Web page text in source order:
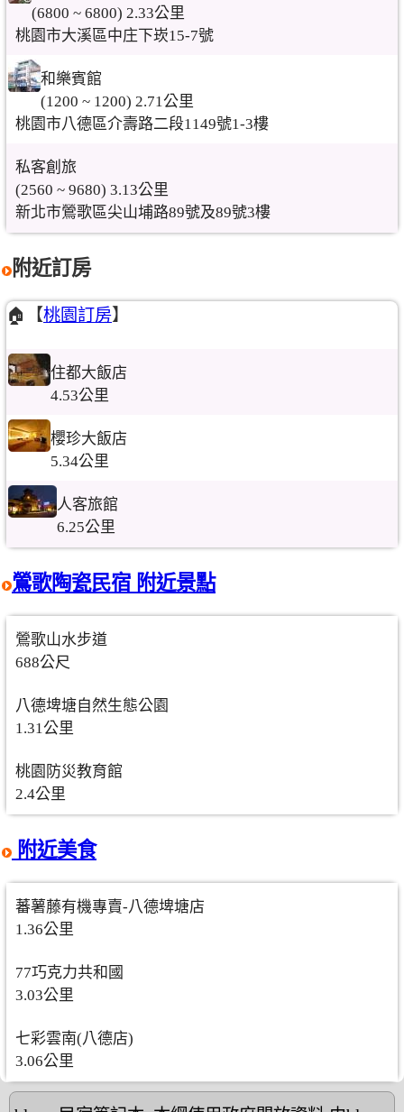
(6800 ~ 6800) 2.33公里
桃園市大溪區中庄下崁15-7號
和樂賓館
(1200 ~ 1200) 2.71公里
桃園市八德區介壽路二段1149號1-3樓
私客創旅
(2560 ~ 9680) 3.13公里
新北市鶯歌區尖山埔路89號及89號3樓
附近訂房
🏠【桃園訂房】
住都大飯店
4.53公里
櫻珍大飯店
5.34公里
人客旅館
6.25公里
鶯歌陶瓷民宿 附近景點
鶯歌山水步道
688公尺
八德埤塘自然生態公園
1.31公里
桃園防災教育館
2.4公里
附近美食
蕃薯藤有機專賣-八德埤塘店
1.36公里
77巧克力共和國
3.03公里
七彩雲南(八德店)
3.06公里